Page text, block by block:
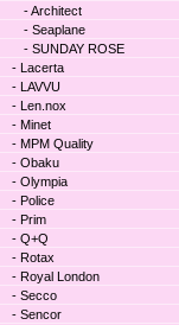
- Architect
- Seaplane
- SUNDAY ROSE
- Lacerta
- LAVVU
- Len.nox
- Minet
- MPM Quality
- Obaku
- Olympia
- Police
- Prim
- Q+Q
- Rotax
- Royal London
- Secco
- Sencor